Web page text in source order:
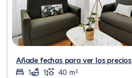
Añade fechas para ver los precios
1
1
40 m²